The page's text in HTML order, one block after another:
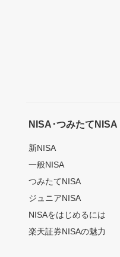
NISA･つみたてNISA
新NISA
一般NISA
つみたてNISA
ジュニアNISA
NISAをはじめるには
楽天証券NISAの魅力